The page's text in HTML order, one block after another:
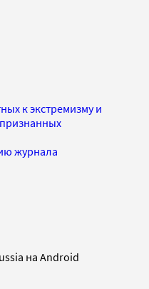
к экстремизму и
журнала
на Android